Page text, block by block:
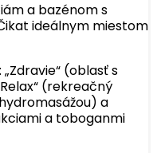
a bazénom s
ideálnym miestom
(oblasť s
(rekreačný
a
a toboganmi